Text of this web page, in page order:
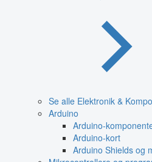
Se alle Elektronik &
Arduino
Arduino-
Arduino-kort
Arduino Shields og